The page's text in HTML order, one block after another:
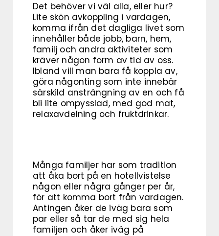
Det behöver vi väl alla, eller hur?
Lite skön avkoppling i vardagen,
komma ifrån det dagliga livet som
innehåller både jobb, barn, hem,
familj och andra aktiviteter som
kräver någon form av tid av oss.
Ibland vill man bara få koppla av,
göra någonting som inte innebär
särskild ansträngning av en och få
bli lite ompysslad, med god mat,
relaxavdelning och fruktdrinkar.
Många familjer har som tradition
att åka bort på en hotellvistelse
någon eller några gånger per år,
för att komma bort från vardagen.
Antingen åker de iväg bara som
par eller så tar de med sig hela
familjen och åker iväg på